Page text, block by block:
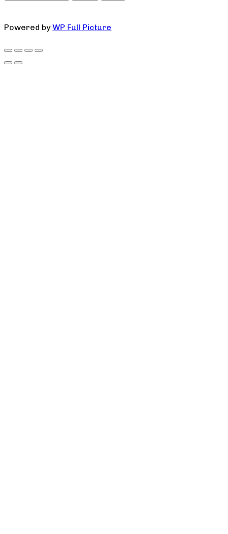
Powered byWP Full Picture